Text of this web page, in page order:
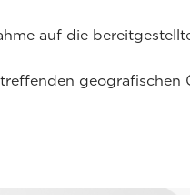
auf die
geografischen